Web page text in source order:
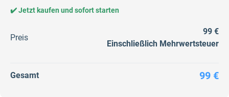
✔️ Jetzt kaufen und sofort starten
Preis
99 €
Einschließlich Mehrwertsteuer
Gesamt 99 €